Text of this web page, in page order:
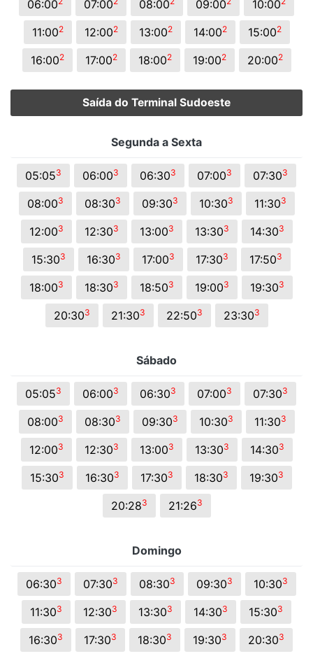
06:00 07:00 08:00 09:00 10:00
11:002 12:002 13:002 14:002 15:002
16:002 17:002 18:002 19:002 20:002
Saída do Terminal Sudoeste
Segunda a Sexta
05:053 06:003 06:303 07:003 07:303
08:003 08:303 09:303 10:303 11:303
12:003 12:303 13:003 13:303 14:303
15:303 16:303 17:003 17:303 17:503
18:003 18:303 18:503 19:003 19:303
20:303 21:303 22:503 23:303
Sábado
05:053 06:003 06:303 07:003 07:303
08:003 08:303 09:303 10:303 11:303
12:003 12:303 13:003 13:303 14:303
15:303 16:303 17:303 18:303 19:303
20:283 21:263
Domingo
06:303 07:303 08:303 09:303 10:303
11:303 12:303 13:303 14:303 15:303
16:303 17:303 18:303 19:303 20:303